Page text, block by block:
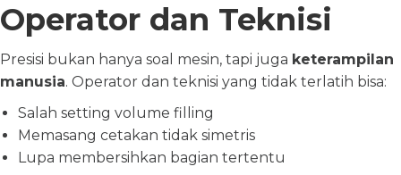
Operator dan Teknisi
Presisi bukan hanya soal mesin, tapi juga keterampilan
manusia. Operator dan teknisi yang tidak terlatih bisa:
Salah setting volume filling
Memasang cetakan tidak simetris
Lupa membersihkan bagian tertentu